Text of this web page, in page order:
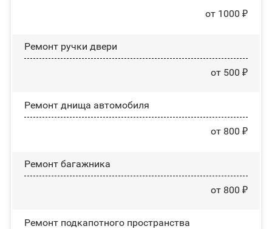
от 1000 ₽
Ремонт ручки двери
от 500 ₽
Ремонт днища автомобиля
от 800 ₽
Ремонт багажника
от 800 ₽
Ремонт подкапотного пространства